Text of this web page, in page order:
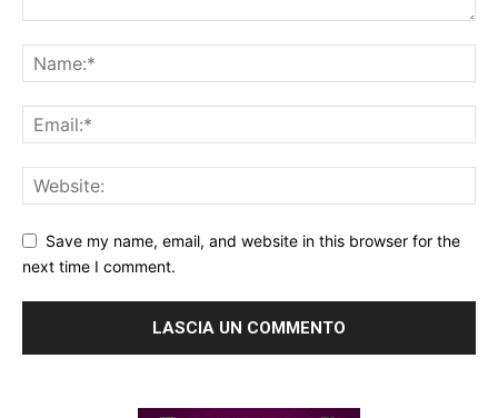
Save my name, email, and website in this browser for the
next time I comment.